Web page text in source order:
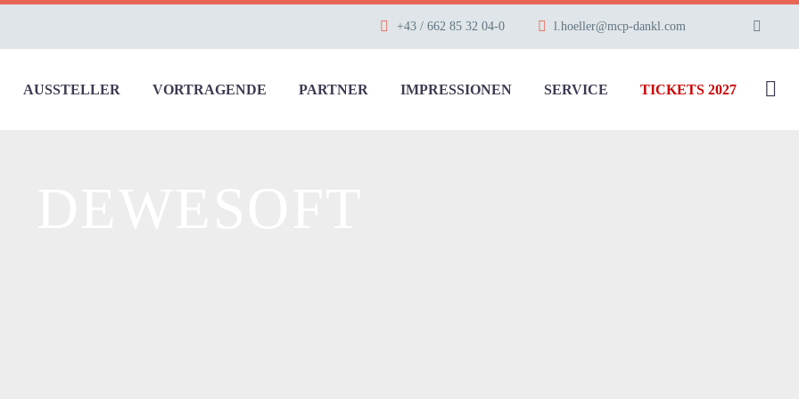
+43 / 662 85 32 04-0 l.hoeller@mcp-dankl.com
AUSSTELLER VORTRAGENDE PARTNER IMPRESSIONEN SERVICE TICKETS 2027